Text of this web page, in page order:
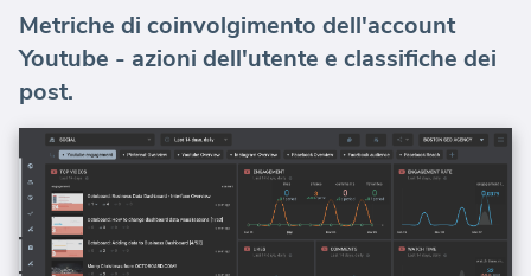
Metriche di coinvolgimento dell'account
Youtube - azioni dell'utente e classifiche dei
post.